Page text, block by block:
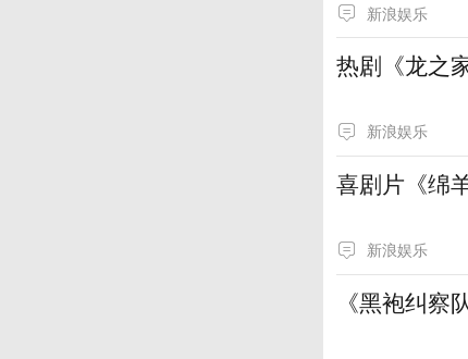
新浪娱乐
热剧《龙之
新浪娱乐
喜剧片《绵
新浪娱乐
《黑袍纠